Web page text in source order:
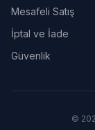
Mesafeli Satış
İptal ve İade
Güvenlik
©